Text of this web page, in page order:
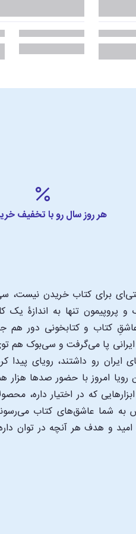
هر روز سال رو با تخفیف
برای کتاب خریدن نیست،
کتاب و کتابخونی دور هم
ایرانی پا می‌گرفت و سی‌بوک
ایران رو داشتند، رویای
امروز با حضور صدها هزار
که در اختیار داره،
به شما عاشق‌های کتاب
امید و هدف هر آنچه در توان